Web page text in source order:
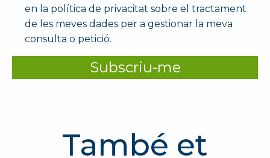
en la política de privacitat sobre el tractament
de les meves dades per a gestionar la meva
consulta o petició.
Subscriu-me
També et